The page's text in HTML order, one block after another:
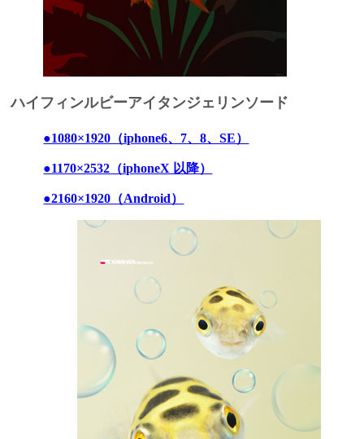
ハイフィンルビーアイタンジェリンソード
●1080×1920（iphone6、7、8、SE）
●1170×2532（iphoneX 以降）
●2160×1920（Android）